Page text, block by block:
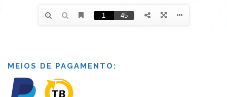
MEIOS DE PAGAMENTO: